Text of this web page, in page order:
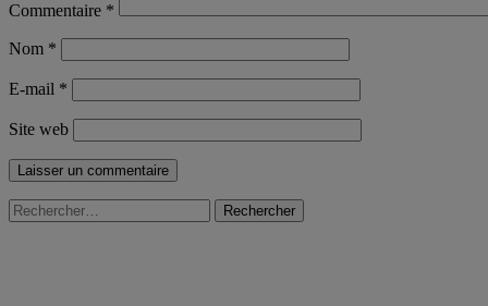
Commentaire *
Nom *
E-mail *
Site web
Rechercher :